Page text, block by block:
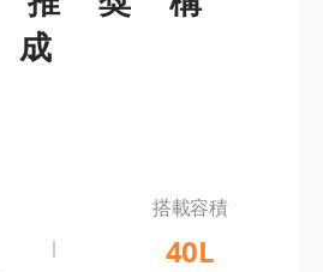
成
搭載容積
40L